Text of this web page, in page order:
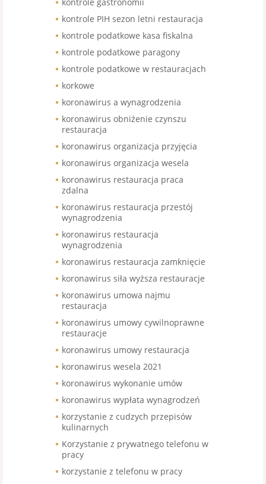
kontrole PIH sezon letni restauracja
kontrole podatkowe kasa fiskalna
kontrole podatkowe paragony
kontrole podatkowe w restauracjach
korkowe
koronawirus a wynagrodzenia
koronawirus obniżenie czynszu
restauracja
koronawirus organizacja przyjęcia
koronawirus organizacja wesela
koronawirus restauracja praca
zdalna
koronawirus restauracja przestój
wynagrodzenia
koronawirus restauracja
wynagrodzenia
koronawirus restauracja zamknięcie
koronawirus siła wyższa restauracje
koronawirus umowa najmu
restauracja
koronawirus umowy cywilnoprawne
restauracje
koronawirus umowy restauracja
koronawirus wesela 2021
koronawirus wykonanie umów
koronawirus wypłata wynagrodzeń
korzystanie z cudzych przepisów
kulinarnych
Korzystanie z prywatnego telefonu w
pracy
korzystanie z telefonu w pracy